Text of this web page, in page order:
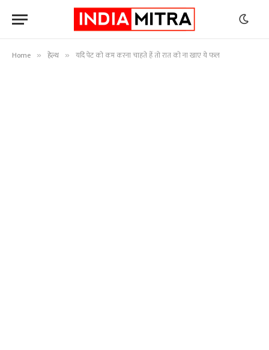
Home » हेल्थ » यदि पेट को कम करना चाहते हैं तो रात को ना खाए ये फल